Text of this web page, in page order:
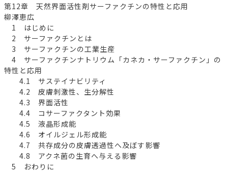
第12章 天然界面活性剤サーファクチンの特性と応用
柳澤恵広
1 はじめに
2 サーファクチンとは
3 サーファクチンの工業生産
4 サーファクチンナトリウム「カネカ・サーファクチン」の
特性と応用
4.1 サステイナビリティ
4.2 皮膚刺激性、生分解性
4.3 界面活性
4.4 コサーファクタント効果
4.5 液晶形成能
4.6 オイルジェル形成能
4.7 共存成分の皮膚透過性へ及ぼす影響
4.8 アクネ菌の生育へ与える影響
5 おわりに